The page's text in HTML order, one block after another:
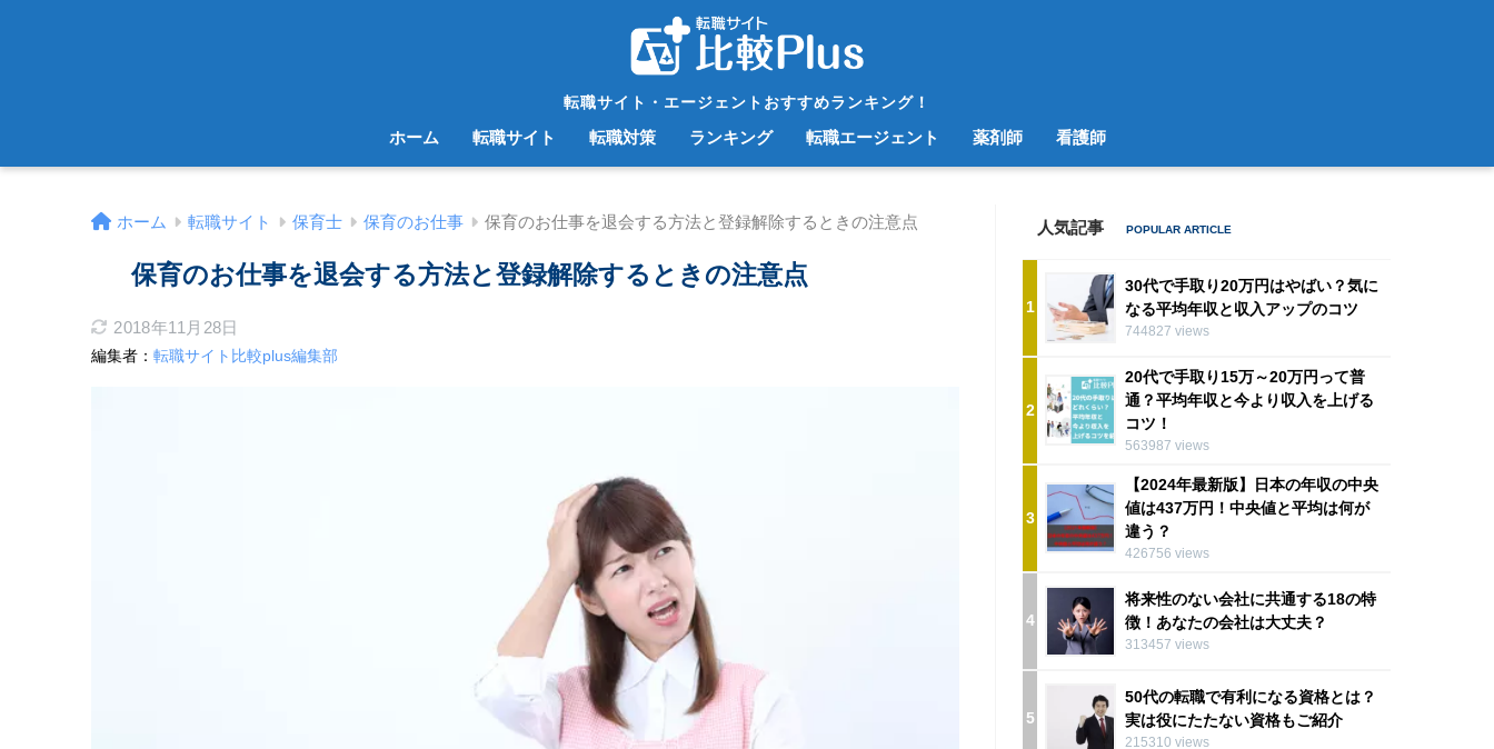
転職サイト・エージェントおすすめランキング！
ホーム 転職サイト 転職対策 ランキング 転職エージェント 薬剤師 看護師
ホーム 転職サイト 保育士 保育のお仕事 保育のお仕事を退会する方法と登録解除するときの注意点
保育のお仕事を退会する方法と登録解除するときの注意点
2018年11月28日
編集者： 転職サイト比較plus編集部
人気記事
1
30代で手取り20万円はやばい？気に
なる平均年収と収入アップのコツ
744827 views
2
20代で手取り15万～20万円って普
通？平均年収と今より収入を上げる
コツ！
563987 views
3
【2024年最新版】日本の年収の中央
値は437万円！中央値と平均は何が
違う？
426756 views
4
将来性のない会社に共通する18の特
徴！あなたの会社は大丈夫？
313457 views
5
50代の転職で有利になる資格とは？
実は役にたたない資格もご紹介
215310 views